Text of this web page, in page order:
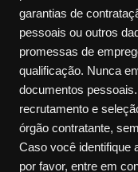
garantias de
pessoais ou outros
promessas de
qualificação. Nunca
documentos
recrutamento e
órgão contratante,
Caso você identifique
por favor, entre em